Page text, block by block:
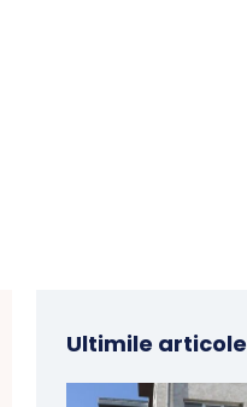
Ultimile articole